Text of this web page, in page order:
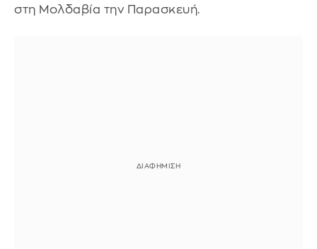
στη Μολδαβία την Παρασκευή.